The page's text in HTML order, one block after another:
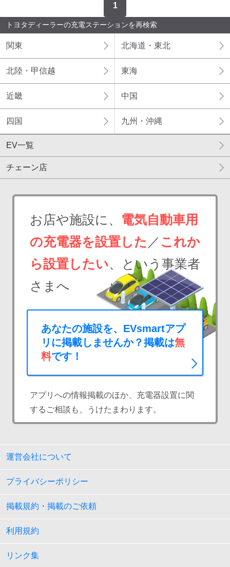
1
トヨタディーラーの充電ステーションを再検索
関東 北海道・東北
北陸・甲信越 東海
近畿 中国
四国 九州・沖縄
EV一覧
チェーン店
お店や施設に、 電気自動車用
の充電器を設置した ／ これか
ら設置したい、という事業者
さまへ
あなたの施設を、EVsmartアプ
リに掲載しませんか？掲載は無
料です！
アプリへの情報掲載のほか、充電器設置に関
するご相談も、うけたまわります。
運営会社について
プライバシーポリシー
掲載規約・掲載のご依頼
利用規約
リンク集